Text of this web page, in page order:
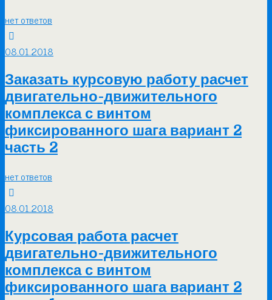
нет ответов
08.01.2018
Заказать курсовую работу расчет
двигательно-движительного
комплекса с винтом
фиксированного шага вариант 2
часть 2
нет ответов
08.01.2018
Курсовая работа расчет
двигательно-движительного
комплекса с винтом
фиксированного шага вариант 2